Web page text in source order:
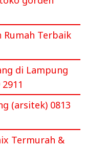
Rumah Terbaik
di Lampung
(arsitek) 0813
Termurah &